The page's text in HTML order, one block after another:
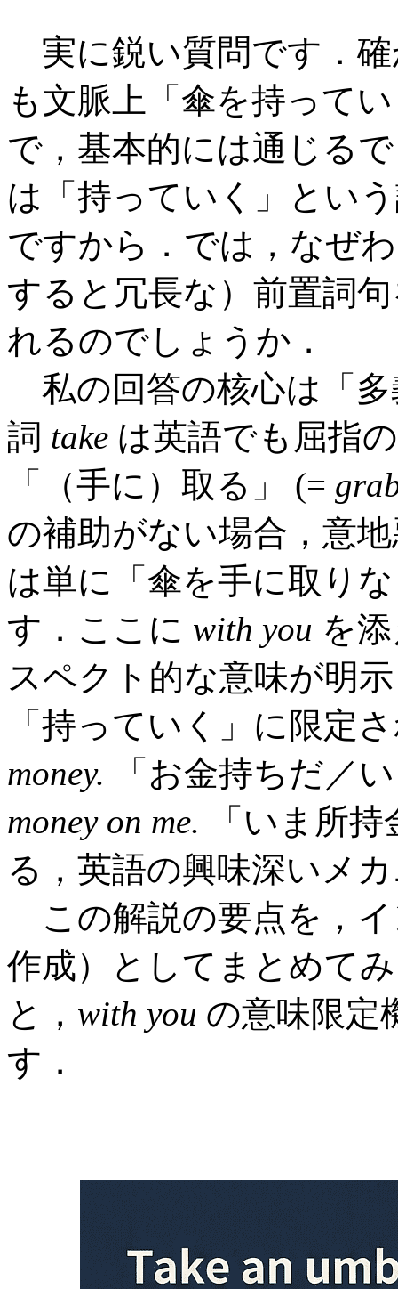
実に鋭い質問です．
も文脈上「傘を持って
で，基本的には通じる
は「持っていく」とい
ですから．では，なぜ
すると冗長な）前置詞
れるのでしょうか．
私の回答の核心は「
詞 take は英語でも屈指
「（手に）取る」 (=
の補助がない場合，意
は単に「傘を手に取り
す．ここに with you を
スペクト的な意味が明
「持っていく」に限定
money. 「お金持ちだ／
money on me. 「いま所
る，英語の興味深いメ
この解説の要点を，
作成）としてまとめて
と， with you の意味限定
す．